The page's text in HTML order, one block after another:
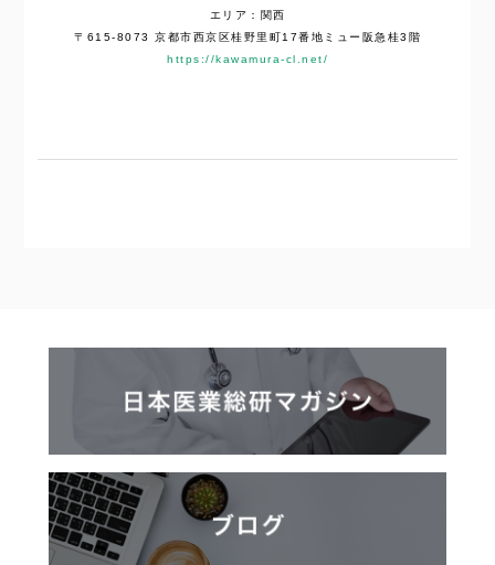
エリア：関西
〒615-8073 京都市西京区桂野里町17番地ミュー阪急桂3階
https://kawamura-cl.net/